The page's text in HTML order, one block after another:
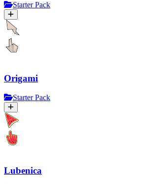
Starter Pack
Origami
Starter Pack
Lubenica